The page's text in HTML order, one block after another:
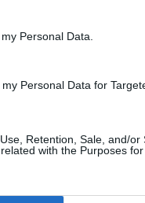
Personal Data.
Personal Data for
Retention, Sale, and/or
with the Purposes
δυνάμεις
ώρες αναζητήσεων, το
του Λιμενικού